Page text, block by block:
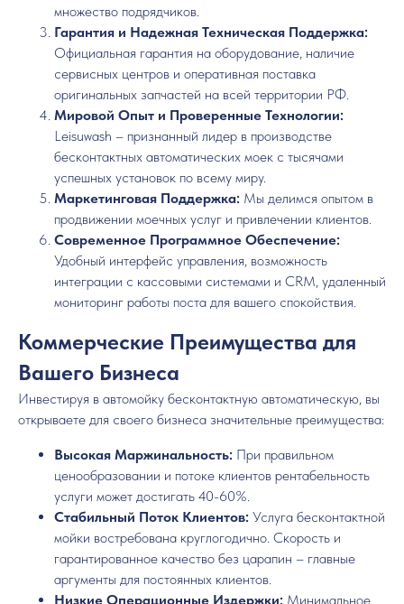
множество подрядчиков.
Гарантия и Надежная Техническая Поддержка:
Официальная гарантия на оборудование, наличие
сервисных центров и оперативная поставка
оригинальных запчастей на всей территории РФ.
Мировой Опыт и Проверенные Технологии:
Leisuwash – признанный лидер в производстве
бесконтактных автоматических моек с тысячами
успешных установок по всему миру.
Маркетинговая Поддержка: Мы делимся опытом в
продвижении моечных услуг и привлечении клиентов.
Современное Программное Обеспечение:
Удобный интерфейс управления, возможность
интеграции с кассовыми системами и CRM, удаленный
мониторинг работы поста для вашего спокойствия.
Коммерческие Преимущества для
Вашего Бизнеса
Инвестируя в автомойку бесконтактную автоматическую, вы
открываете для своего бизнеса значительные преимущества:
Высокая Маржинальность: При правильном
ценообразовании и потоке клиентов рентабельность
услуги может достигать 40-60%.
Стабильный Поток Клиентов: Услуга бесконтактной
мойки востребована круглогодично. Скорость и
гарантированное качество без царапин – главные
аргументы для постоянных клиентов.
Низкие Операционные Издержки: Минимальное